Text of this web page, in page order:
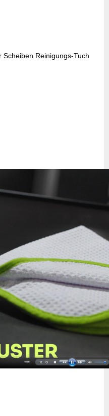
Scheiben Reinigungs-Tuch